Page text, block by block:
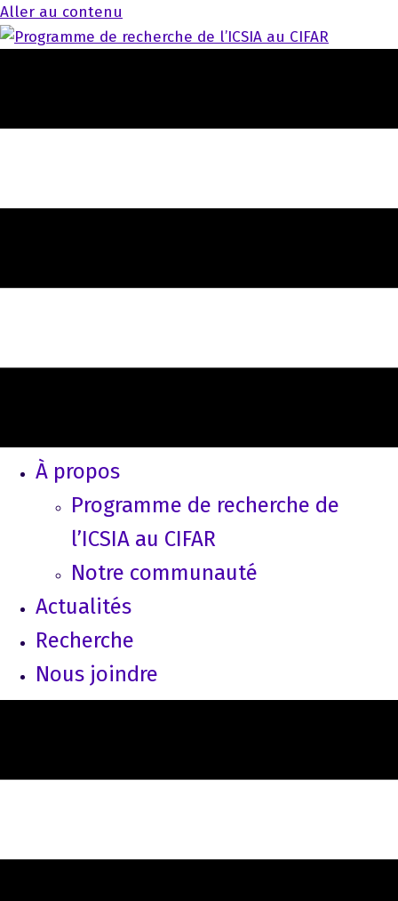
Aller au contenu
À propos
Programme de recherche de
l’ICSIA au CIFAR
Notre communauté
Actualités
Recherche
Nous joindre